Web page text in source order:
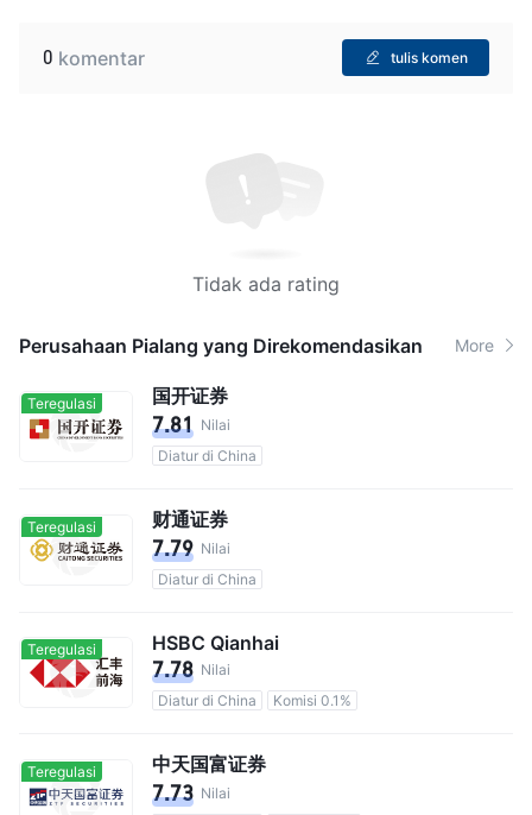
0 komentar tulis komen
Tidak ada rating
Perusahaan Pialang yang Direkomendasikan More
Teregulasi 国开证券
7.81 Nilai
Diatur di China
Teregulasi 财通证券
7.79 Nilai
Diatur di China
Teregulasi HSBC Qianhai
7.78 Nilai
Diatur di China
Komisi 0.1%
Teregulasi 中天国富证券
7.73 Nilai